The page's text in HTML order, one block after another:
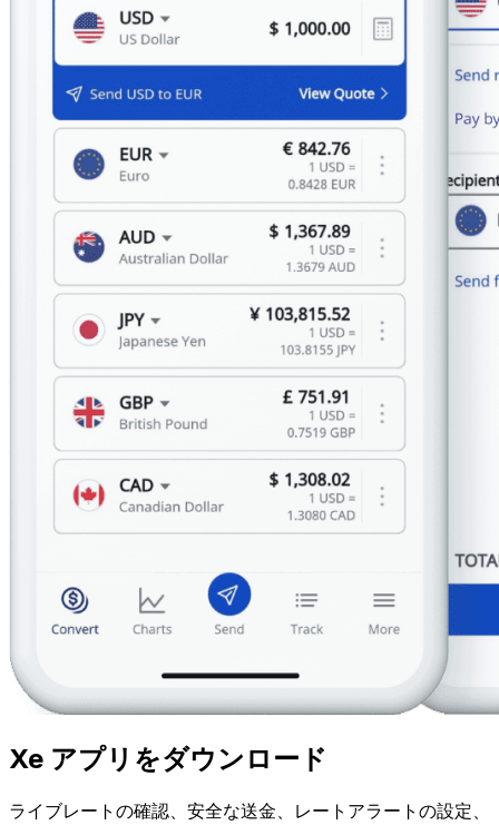
Xe アプリをダウンロード
ライブレートの確認、安全な送金、レートアラートの設定、